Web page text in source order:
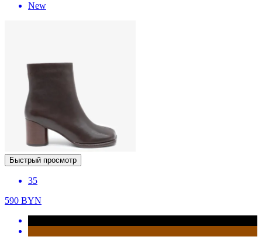
New
Быстрый просмотр
35
590 BYN